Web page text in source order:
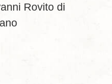
Rovito di